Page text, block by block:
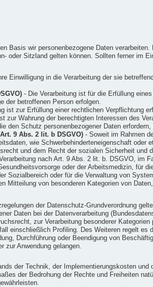
Basis wir personenbezogene Daten
oder Sitzland gelten können. Sollten ferner im
Einwilligung in die Verarbeitung der sie
- Die Verarbeitung ist für die Erfüllung
der betroffenen Person erfolgen.
ist zur Erfüllung einer rechtlichen Verpflichtung
zur Wahrung der berechtigten Interessen des
den Schutz personenbezogener Daten erfordern,
9 Abs. 2 lit. b DSGVO)- Soweit im Rahmen
wie Schwerbehinderteneigenschaft oder
und dem Recht der sozialen Sicherheit und
nach Art. 9 Abs. 2 lit. b. DSGVO, im
oder der Arbeitsmedizin, für
Sozialbereich oder für die Verwaltung von
von besonderen Kategorien von
der Datenschutz-Grundverordnung
Daten bei der Datenverarbeitung
zur Verarbeitung besonderer
einschließlich Profiling. Des Weiteren regelt es
Durchführung oder Beendigung von
zur Anwendung gelangen.
der Technik, der Implementierungskosten
der Bedrohung der Rechte und Freiheiten